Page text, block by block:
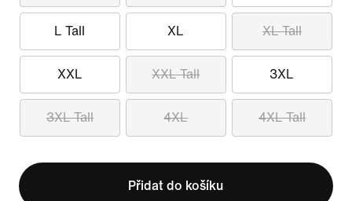
L Tall XL XL Tall
XXL XXL Tall 3XL
3XL Tall 4XL 4XL Tall
Přidat do košíku